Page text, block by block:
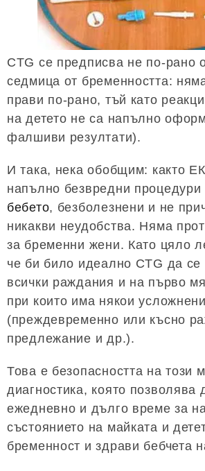
CTG се предписва не по-рано
седмица от бременността:
прави по-рано, тъй като
на детето не са напълно
фалшиви резултати).
И така, нека обобщим: както
напълно безвредни процедури
бебето, безболезнени и не
никакви неудобства. Няма
за бременни жени. Като цяло
че би било идеално CTG да се
всички раждания и на първо
при които има някои
(преждевременно или късно
предлежание и др.).
Това е безопасността на този
диагностика, която позволява
ежедневно и дълго време за
състоянието на майката и
бременност и здрави бебчета